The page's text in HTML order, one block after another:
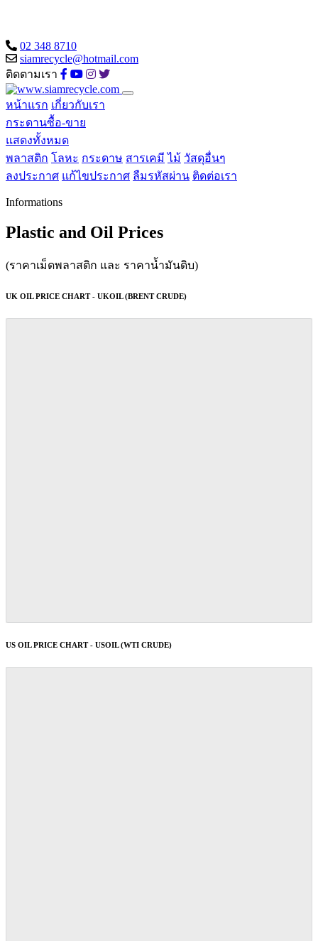
02 348 8710
siamrecycle@hotmail.com
ติดตามเรา
หน้าแรก เกี่ยวกับเรา
กระดานซื้อ-ขาย
แสดงทั้งหมด
พลาสติก โลหะ กระดาษ สารเคมี ไม้ วัสดุอื่นๆ
ลงประกาศ แก้ไขประกาศ ลืมรหัสผ่าน ติดต่อเรา
Informations
Plastic and Oil Prices
(ราคาเม็ดพลาสติก และ ราคาน้ำมันดิบ)
UK OIL PRICE CHART - UKOIL (BRENT CRUDE)
US OIL PRICE CHART - USOIL (WTI CRUDE)